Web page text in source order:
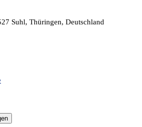
Suhl, Thüringen, Deutschland